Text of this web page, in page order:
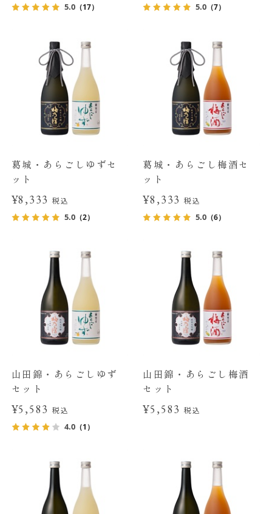
5.0（17） 5.0 （7）
葛城・あらごしゆずセ
ット
¥8,333税込
5.0（2）
葛城・あらごし梅酒セ
ット
¥8,333 税込
5.0 （6）
山田錦・あらごしゆず
セット
¥5,583税込
4.0（1）
山田錦・あらごし梅酒
セット
¥5,583 税込